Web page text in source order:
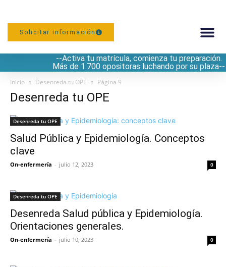
Solicitar información
--Activa tu matrícula, comienza tu preparación.
Más de 1.700 opositoras luchando por su plaza--
Inicio Desenreda tu OPE Página 9
Desenreda tu OPE
Desenreda tu OPE
Salud Pública y Epidemiología. Conceptos
clave
On-enfermería - julio 12, 2023 0
Desenreda tu OPE
Desenreda Salud pública y Epidemiología.
Orientaciones generales.
On-enfermería - julio 10, 2023 0